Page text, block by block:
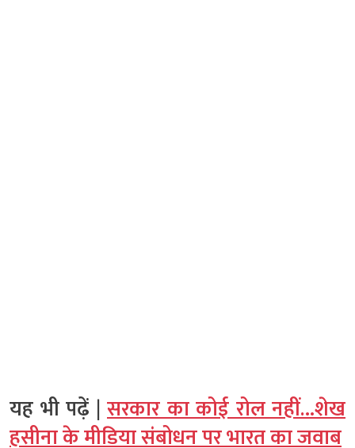
यह भी पढ़ें | सरकार का कोई रोल नहीं…शेख
हसीना के मीडिया संबोधन पर भारत का जवाब